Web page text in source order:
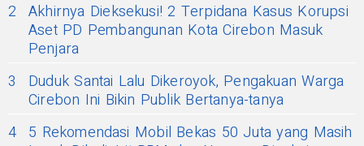
2 Akhirnya Dieksekusi! 2 Terpidana Kasus Korupsi
Aset PD Pembangunan Kota Cirebon Masuk
Penjara
3
Duduk Santai Lalu Dikeroyok, Pengakuan Warga
Cirebon Ini Bikin Publik Bertanya-tanya
4 5 Rekomendasi Mobil Bekas 50 Juta yang Masih